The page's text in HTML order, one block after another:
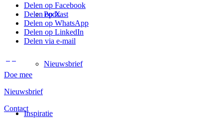
Podcast
Nieuwsbrief
Inspiratie
Delen op Facebook
Delen op X
Delen op WhatsApp
Delen op LinkedIn
Delen via e-mail
Doe mee
Nieuwsbrief
Contact